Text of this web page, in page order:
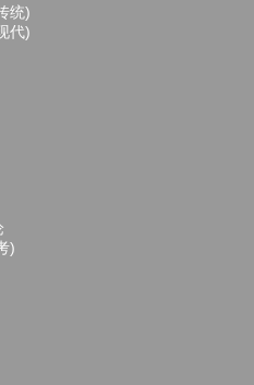
统)
代)
)